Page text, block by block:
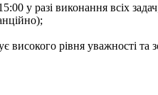
у разі виконання всіх
високого рівня уважності та